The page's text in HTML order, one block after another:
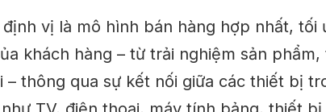
định vị là mô hình bán hàng hợp nhất, tối
khách hàng – từ trải nghiệm sản phẩm,
– thông qua sự kết nối giữa các thiết bị